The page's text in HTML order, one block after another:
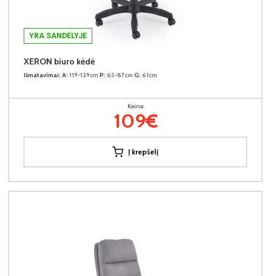
YRA SANDĖLYJE
XERON biuro kėdė
Išmatavimai: A: 119-129cm P: 65-87cm G: 61cm
Kaina:
109€
Į krepšelį